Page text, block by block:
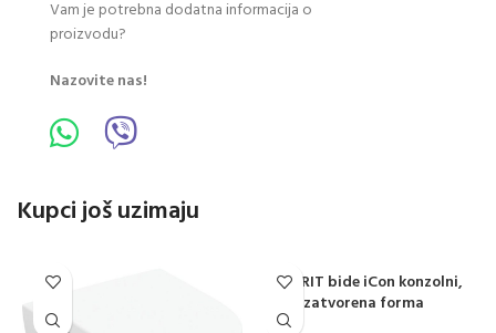
Vam je potrebna dodatna informacija o
proizvodu?
Nazovite nas!
Kupci još uzimaju
GEBERIT bide iCon konzolni,
zatvorena forma